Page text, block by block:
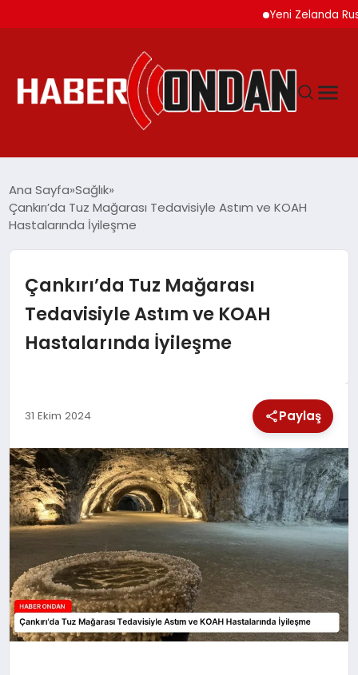
Yeni Zelanda
SIYASET
DÜNYA
EKONOMI
TEKNOLOJI
YAŞAM
Ana Sayfa Sağlık
Çankırı’da Tuz Mağarası Tedavisiyle Astım ve KOAH
Hastalarında İyileşme
Çankırı’da Tuz Mağarası
Tedavisiyle Astım ve KOAH
Hastalarında İyileşme
31 Ekim 2024 Paylaş